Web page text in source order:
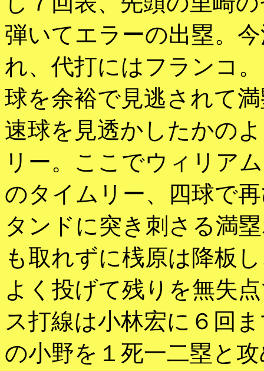
弾いてエラーの出塁。
れ、代打にはフランコ
球を余裕で見逃されて
速球を見透かしたかの
リー。ここでウィリア
のタイムリー、四球で
タンドに突き刺さる満
も取れずに桟原は降板
よく投げて残りを無失
ス打線は小林宏に６回
の小野を１死一二塁と